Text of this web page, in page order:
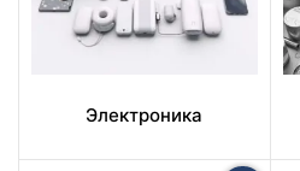
Электроника